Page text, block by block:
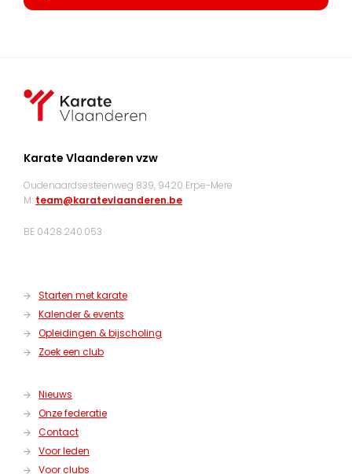
Karate Vlaanderen vzw
Oudenaardsesteenweg 839, 9420 Erpe-Mere
M: team@karatevlaanderen.be
BE 0428.240.053
Starten met karate
Kalender & events
Opleidingen & bijscholing
Zoek een club
Nieuws
Onze federatie
Contact
Voor leden
Voor clubs